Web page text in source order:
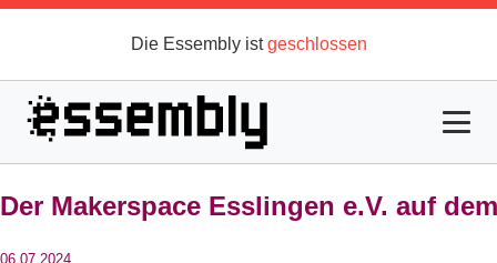
Der Makerspace Esslingen e.V. auf
06.07.2024